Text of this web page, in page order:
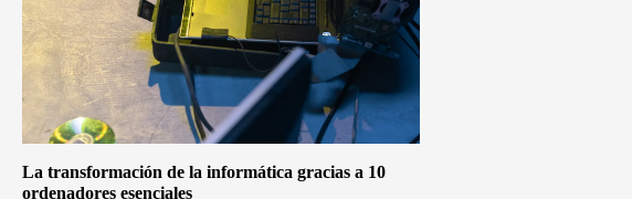
La transformación de la informática gracias a 10
ordenadores esenciales